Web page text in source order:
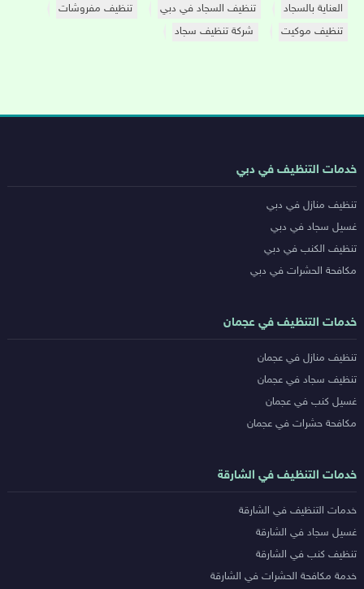
العناية بالسجاد
تنظيف السجاد في دبي
تنظيف مفروشات
تنظيف موكيت
شركة تنظيف سجاد
روابط
المدن
خدمات التنظيف في دبي
تنظيف منازل في دبي
غسيل سجاد في دبي
تنظيف الكنب في دبي
مكافحة الحشرات في دبي
خدمات التنظيف في عجمان
تنظيف منازل في عجمان
تنظيف سجاد في عجمان
غسيل كنب في عجمان
مكافحة حشرات في عجمان
خدمات التنظيف في الشارقة
خدمات التنظيف في الشارقة
غسيل سجاد في الشارقة
تنظيف كنب في الشارقة
خدمة مكافحة الحشرات في الشارقة